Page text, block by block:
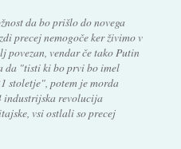
da bo prišlo do novega
precej nemogoče ker živimo v
vendar če tako Putin
da "tisti ki bo prvi bo imel
stoletje", potem je morda
industrijska revolucija
vsi ostlali so precej